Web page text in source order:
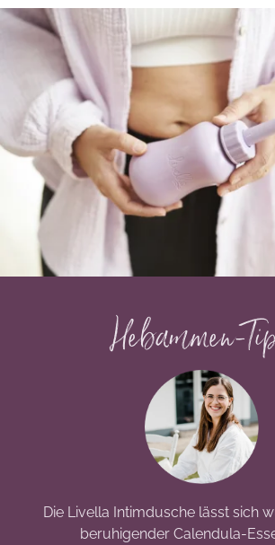
Hebammen-
Die Livella Intimdusche lässt sich
beruhigender Calendula-